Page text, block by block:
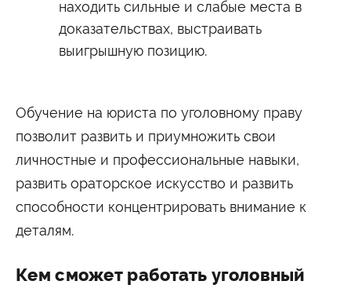
находить сильные и слабые места в
доказательствах, выстраивать
выигрышную позицию.
Обучение на юриста по уголовному праву
позволит развить и приумножить свои
личностные и профессиональные навыки,
развить ораторское искусство и развить
способности концентрировать внимание к
деталям.
Кем сможет работать уголовный